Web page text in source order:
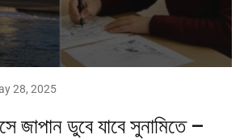
28, 2025
জাপান ডুবে যাবে সুনামিতে –